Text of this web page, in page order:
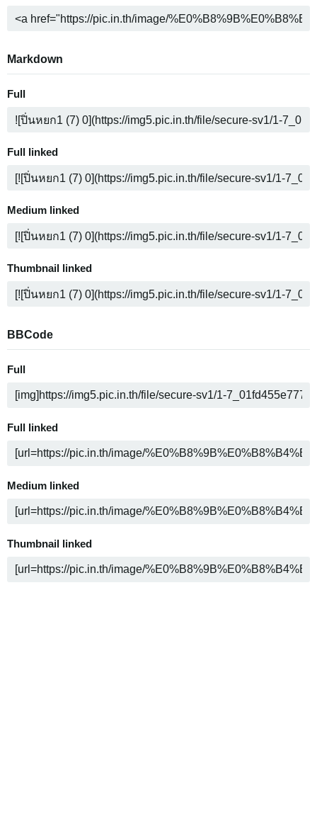
Markdown
Full
Full linked
Medium linked
Thumbnail linked
BBCode
Full
Full linked
Medium linked
Thumbnail linked